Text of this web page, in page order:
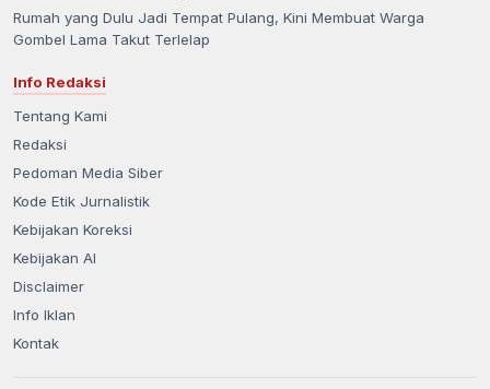
Rumah yang Dulu Jadi Tempat Pulang, Kini Membuat Warga
Gombel Lama Takut Terlelap
Info Redaksi
Tentang Kami
Redaksi
Pedoman Media Siber
Kode Etik Jurnalistik
Kebijakan Koreksi
Kebijakan AI
Disclaimer
Info Iklan
Kontak